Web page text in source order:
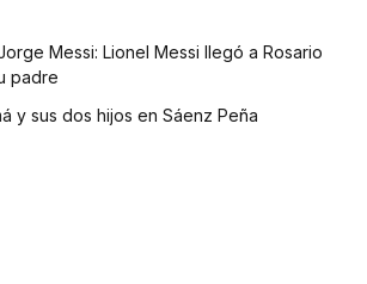
Messi: Lionel Messi llegó a Rosario
padre
y sus dos hijos en Sáenz Peña